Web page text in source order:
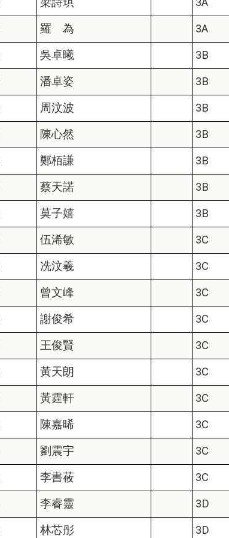
羅 為 3A
吳卓曦 3B
潘卓姿 3B
周汶波 3B
陳心然 3B
鄭栢謙 3B
蔡天諾 3B
莫子嬉 3B
伍浠敏 3C
冼汶羲 3C
曾文峰 3C
謝俊希 3C
王俊賢 3C
黃天朗 3C
黃霆軒 3C
陳嘉晞 3C
劉震宇 3C
李書莜 3C
李睿靈 3D
林芯彤 3D